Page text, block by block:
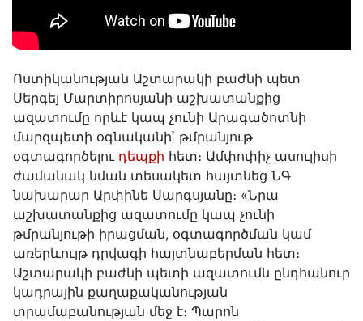
Ոստիկանության Աշտարակի բաժնի պետ
Սերգեյ Մարտիրոսյանի աշխատանքից
ազատումը որևէ կապ չունի Արագածոտնի
մարզպետի օգնականի՝ թմրանյութ
օգտագործելու դեպքի հետ։ Ամփոփիչ ասուլիսի
ժամանակ նման տեսակետ հայտնեց ՆԳ
նախարար Արփինե Սարգսյանը։ «Նրա
աշխատանքից ազատումը կապ չունի
թմրանյութի իրացման, օգտագործման կամ
առերևույթ դրվագի հայտնաբերման հետ։
Աշտարակի բաժնի պետի ազատումն ընդհանուր
կադրային քաղաքականության
տրամաբանության մեջ է։ Պարոն